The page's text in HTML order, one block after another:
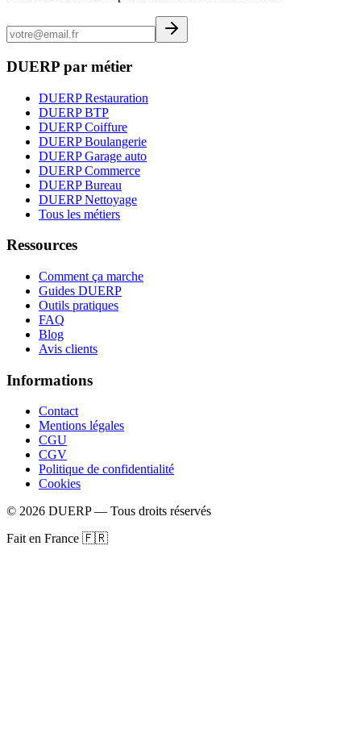
DUERP par métier
DUERP Restauration
DUERP BTP
DUERP Coiffure
DUERP Boulangerie
DUERP Garage auto
DUERP Commerce
DUERP Bureau
DUERP Nettoyage
Tous les métiers
Ressources
Comment ça marche
Guides DUERP
Outils pratiques
FAQ
Blog
Avis clients
Informations
Contact
Mentions légales
CGU
CGV
Politique de confidentialité
Cookies
© 2026 DUERP — Tous droits réservés
Fait en France 🇫🇷